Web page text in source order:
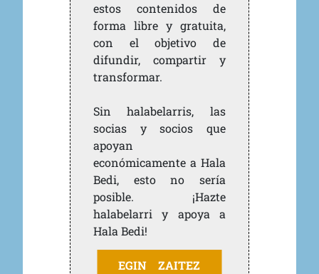
estos contenidos de
forma libre y gratuita,
con el objetivo de
difundir, compartir y
transformar.
Sin halabelarris, las
socias y socios que
apoyan
económicamente a Hala
Bedi, esto no sería
posible. ¡Hazte
halabelarri y apoya a
Hala Bedi!
EGIN ZAITEZ